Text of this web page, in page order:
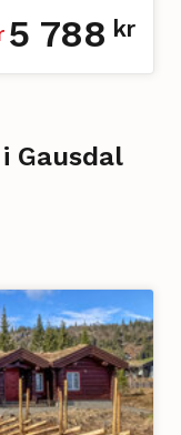
5 788 kr
Gausdal